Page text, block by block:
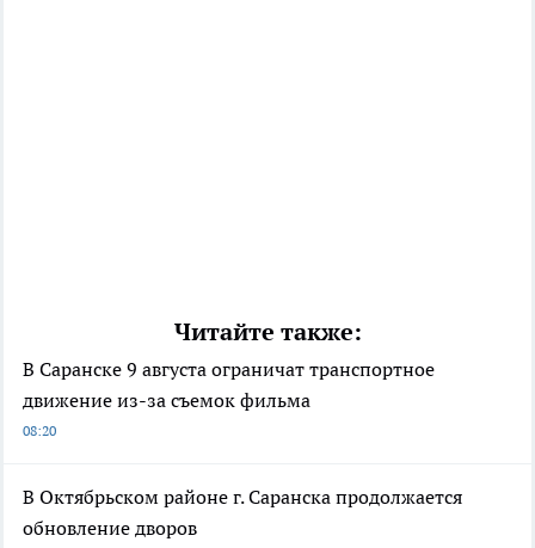
Читайте также:
В Саранске 9 августа ограничат транспортное
движение из-за съемок фильма
08:20
В Октябрьском районе г. Саранска продолжается
обновление дворов